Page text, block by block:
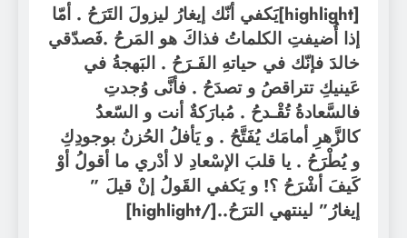
[highlight]يَكفي أنّك إيغارُ ليزولَ التَرَحُ . أمّا
إذا أُضيفتِ الكلماتُ فذاكَ هو المَرحُ .فَصدّقي
خالدَ فإنّك في حياتهِ الفَـرَحُ . البَهجةُ في
عَينيكِ تتراقصُ و تصدَحُ . فأنَّى وُجدتِ
فالسَّعادةُ تُقْـدحُ . مُبارَكةٌ أنت و السّعدُُ
كالزَّهرِ أمامَك يُفَتَّحُ . و يَأفلُ الحُزنُ بوجودِكِ
و يُطْرَحُ . يا قلبَ الإسْعادِ لا أدْري ما أقولُ أوْ
كَيفَ أشْرَحُ ؟! و يَكفي القَولُ إنْ قيلَ ”
إيغارُ” لينتهي الترَحُ..[/highlight]